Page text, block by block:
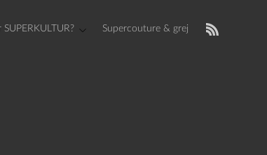
SUPERKULTUR? Supercouture & grej